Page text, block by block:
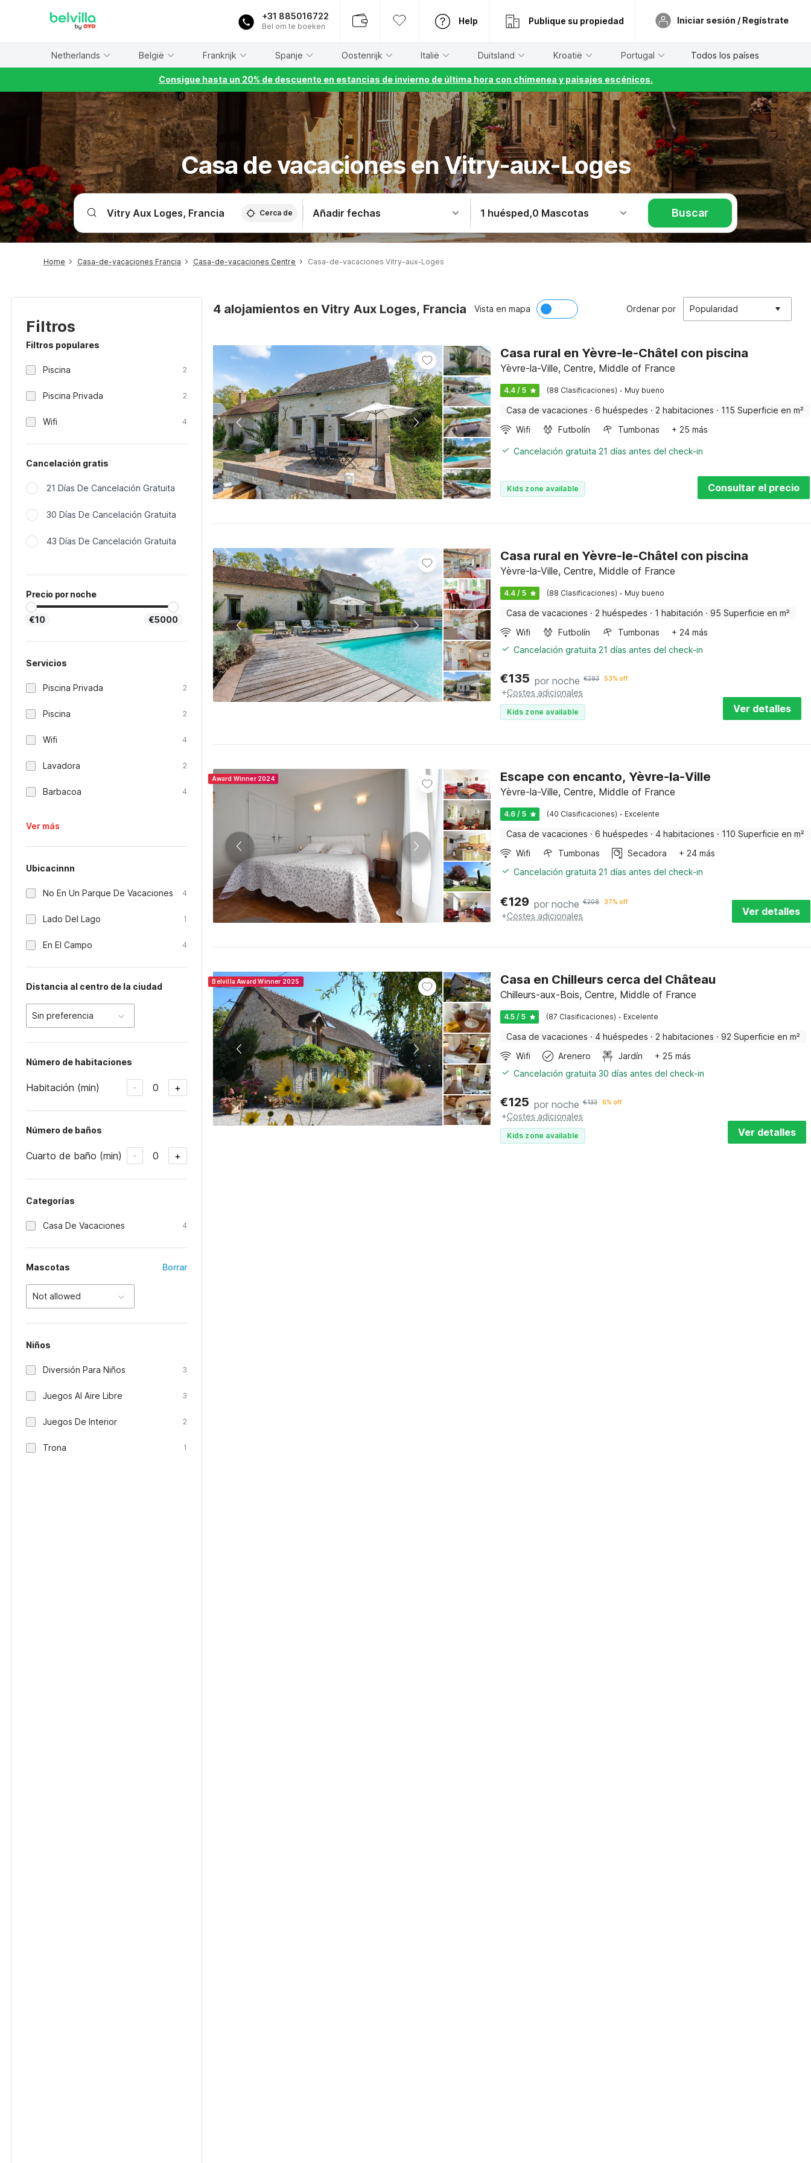
+31 885016722
Bel om te boeken
Help Publique su propiedad Iniciar sesión / Regístrate
Netherlands België Frankrijk Spanje Oostenrijk Italië Duitsland Kroatië Portugal Todos los países
Consigue hasta un 20% de descuento en estancias de invierno de última hora con chimenea y paisajes escénicos.
Casa de vacaciones en Vitry-aux-Loges
Cerca de Añadir fechas 1 huésped,0 Mascotas Buscar
Home Casa-de-vacaciones Francia Casa-de-vacaciones Centre Casa-de-vacaciones Vitry-aux-Loges
Filtros
Filtros populares
Piscina 2
Piscina Privada 2
Wifi 4
Cancelación gratis
21 Días De Cancelación Gratuita
30 Días De Cancelación Gratuita
43 Días De Cancelación Gratuita
Precio por noche
€10 €5000
Servicios
Piscina Privada 2
Piscina 2
Wifi 4
Lavadora 2
Barbacoa 4
Ver más
Ubicacinnn
No En Un Parque De Vacaciones 4
Lado Del Lago 1
En El Campo 4
Distancia al centro de la ciudad
Sin preferencia
Número de habitaciones
Habitación (min) - 0 +
Número de baños
Cuarto de baño (min) - 0 +
Categorías
Casa De Vacaciones 4
Mascotas Borrar
Not allowed
Niños
Diversión Para Niños 3
Juegos Al Aire Libre 3
Juegos De Interior 2
Trona 1
4 alojamientos en Vitry Aux Loges, Francia Vista en mapa Ordenar por Popularidad
Casa rural en Yèvre-le-Châtel con piscina
Yèvre-la-Ville, Centre, Middle of France
4.4 / 5 (88 Clasificaciones) · Muy bueno
Casa de vacaciones · 6 huéspedes · 2 habitaciones · 115 Superficie en m²
Wifi
Futbolín Tumbonas + 25 más
Cancelación gratuita 21 días antes del check-in
Kids zone available Consultar el precio
Casa rural en Yèvre-le-Châtel con piscina
Yèvre-la-Ville, Centre, Middle of France
4.4 / 5 (88 Clasificaciones) · Muy bueno
Casa de vacaciones · 2 huéspedes · 1 habitación · 95 Superficie en m²
Wifi
Futbolín Tumbonas
+ 24 más
Cancelación gratuita 21 días antes del check-in
€135 por noche €293 53% off
+Costes adicionales
Kids zone available Ver detalles
Award Winner 2024 Escape con encanto, Yèvre-la-Ville
Yèvre-la-Ville, Centre, Middle of France
4.6 / 5 (40 Clasificaciones) · Excelente
Casa de vacaciones · 6 huéspedes · 4 habitaciones · 110 Superficie en m²
Wifi
Tumbonas Secadora
+ 24 más
Cancelación gratuita 21 días antes del check-in
€129 por noche €208 37% off
+Costes adicionales Ver detalles
Belvilla Award Winner 2025 Casa en Chilleurs cerca del Château
Chilleurs-aux-Bois, Centre, Middle of France
4.5 / 5 (87 Clasificaciones) · Excelente
Casa de vacaciones · 4 huéspedes · 2 habitaciones · 92 Superficie en m²
Wifi
Arenero Jardín
+ 25 más
Cancelación gratuita 30 días antes del check-in
€125 por noche €133 6% off
+Costes adicionales
Kids zone available Ver detalles